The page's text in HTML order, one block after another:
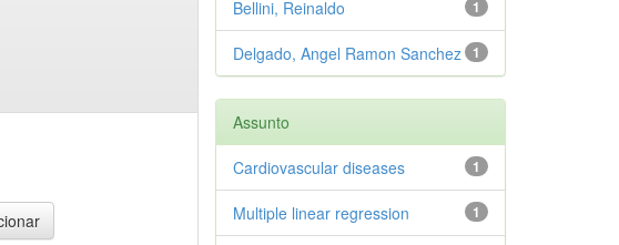
1
Bellini, Reinaldo
1
Delgado, Angel Ramon Sanchez
Assunto
1
Cardiovascular diseases
1
Multiple linear regression